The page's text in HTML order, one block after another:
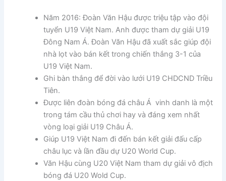
Năm 2016: Đoàn Văn Hậu được triệu tập vào đội
tuyển U19 Việt Nam. Anh được tham dự giải U19
Đông Nam Á. Đoàn Văn Hậu đã xuất sắc giúp đội
nhà lọt vào bán kết trong chiến thắng 3-1 của
U19 Việt Nam.
Ghi bàn thắng để đời vào lưới U19 CHDCND Triều
Tiên.
Được liên đoàn bóng đá châu Á vinh danh là một
trong tám cầu thủ chơi hay và đáng xem nhất
vòng loại giải U19 Châu Á.
Giúp U19 Việt Nam đi đến bán kết giải đấu cấp
châu lục và lần đầu dự U20 World Cup.
Văn Hậu cùng U20 Việt Nam tham dự giải vô địch
bóng đá U20 Wold Cup.